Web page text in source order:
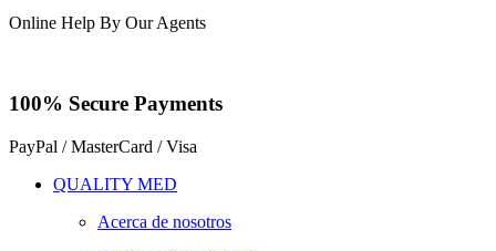
Online Help By Our Agents
100% Secure Payments
PayPal / MasterCard / Visa
QUALITY MED
Acerca de nosotros